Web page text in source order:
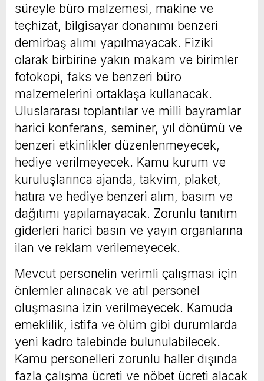
süreyle büro malzemesi, makine ve
teçhizat, bilgisayar donanımı benzeri
demirbaş alımı yapılmayacak. Fiziki
olarak birbirine yakın makam ve birimler
fotokopi, faks ve benzeri büro
malzemelerini ortaklaşa kullanacak.
Uluslararası toplantılar ve milli bayramlar
harici konferans, seminer, yıl dönümü ve
benzeri etkinlikler düzenlenmeyecek,
hediye verilmeyecek. Kamu kurum ve
kuruluşlarınca ajanda, takvim, plaket,
hatıra ve hediye benzeri alım, basım ve
dağıtımı yapılamayacak. Zorunlu tanıtım
giderleri harici basın ve yayın organlarına
ilan ve reklam verilemeyecek.
Mevcut personelin verimli çalışması için
önlemler alınacak ve atıl personel
oluşmasına izin verilmeyecek. Kamuda
emeklilik, istifa ve ölüm gibi durumlarda
yeni kadro talebinde bulunulabilecek.
Kamu personelleri zorunlu haller dışında
fazla çalışma ücreti ve nöbet ücreti alacak